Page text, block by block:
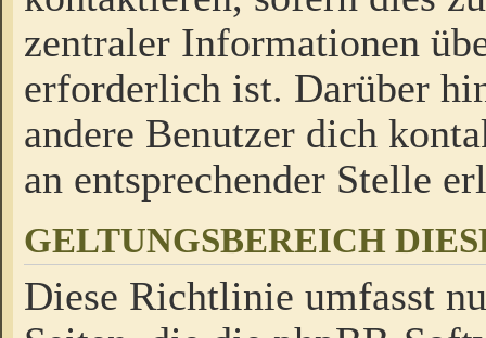
zentraler Informationen
erforderlich ist. Darüber
andere Benutzer dich
an entsprechender Stelle
GELTUNGSBEREICH
Diese Richtlinie umfasst